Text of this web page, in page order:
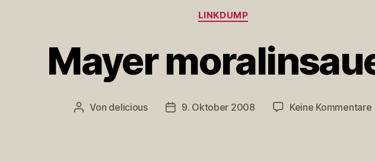
Kategorien
LINKDUMP
Mayer
Beitragsautor
Von delicious Veröffentlichungsdatum
9. Oktober 2008 Keine Kommentare